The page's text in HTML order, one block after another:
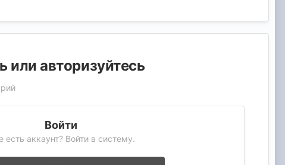
или авторизуйтесь
Войти
есть аккаунт? Войти в систему.